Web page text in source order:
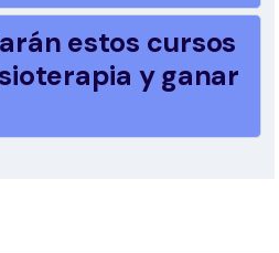
estos cursos
y ganar